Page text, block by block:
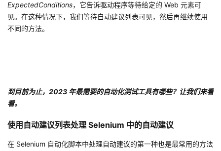
ExpectedConditions，它告诉驱动程序等待给定的 Web 元素可
见。在这种情况下，我们等待自动建议列表可见，然后再继续使用
不同的方法。
到目前为止，2023 年最需要的自动化测试工具有哪些？ 让我们来看
看。
使用自动建议列表处理 Selenium 中的自动建议
在 Selenium 自动化脚本中处理自动建议的第一种也是最常用的方法